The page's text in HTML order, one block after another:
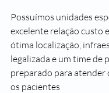
Possuímos unidades
excelente relação custo
ótima localização,
legalizada e um time de
preparado para atender
os pacientes